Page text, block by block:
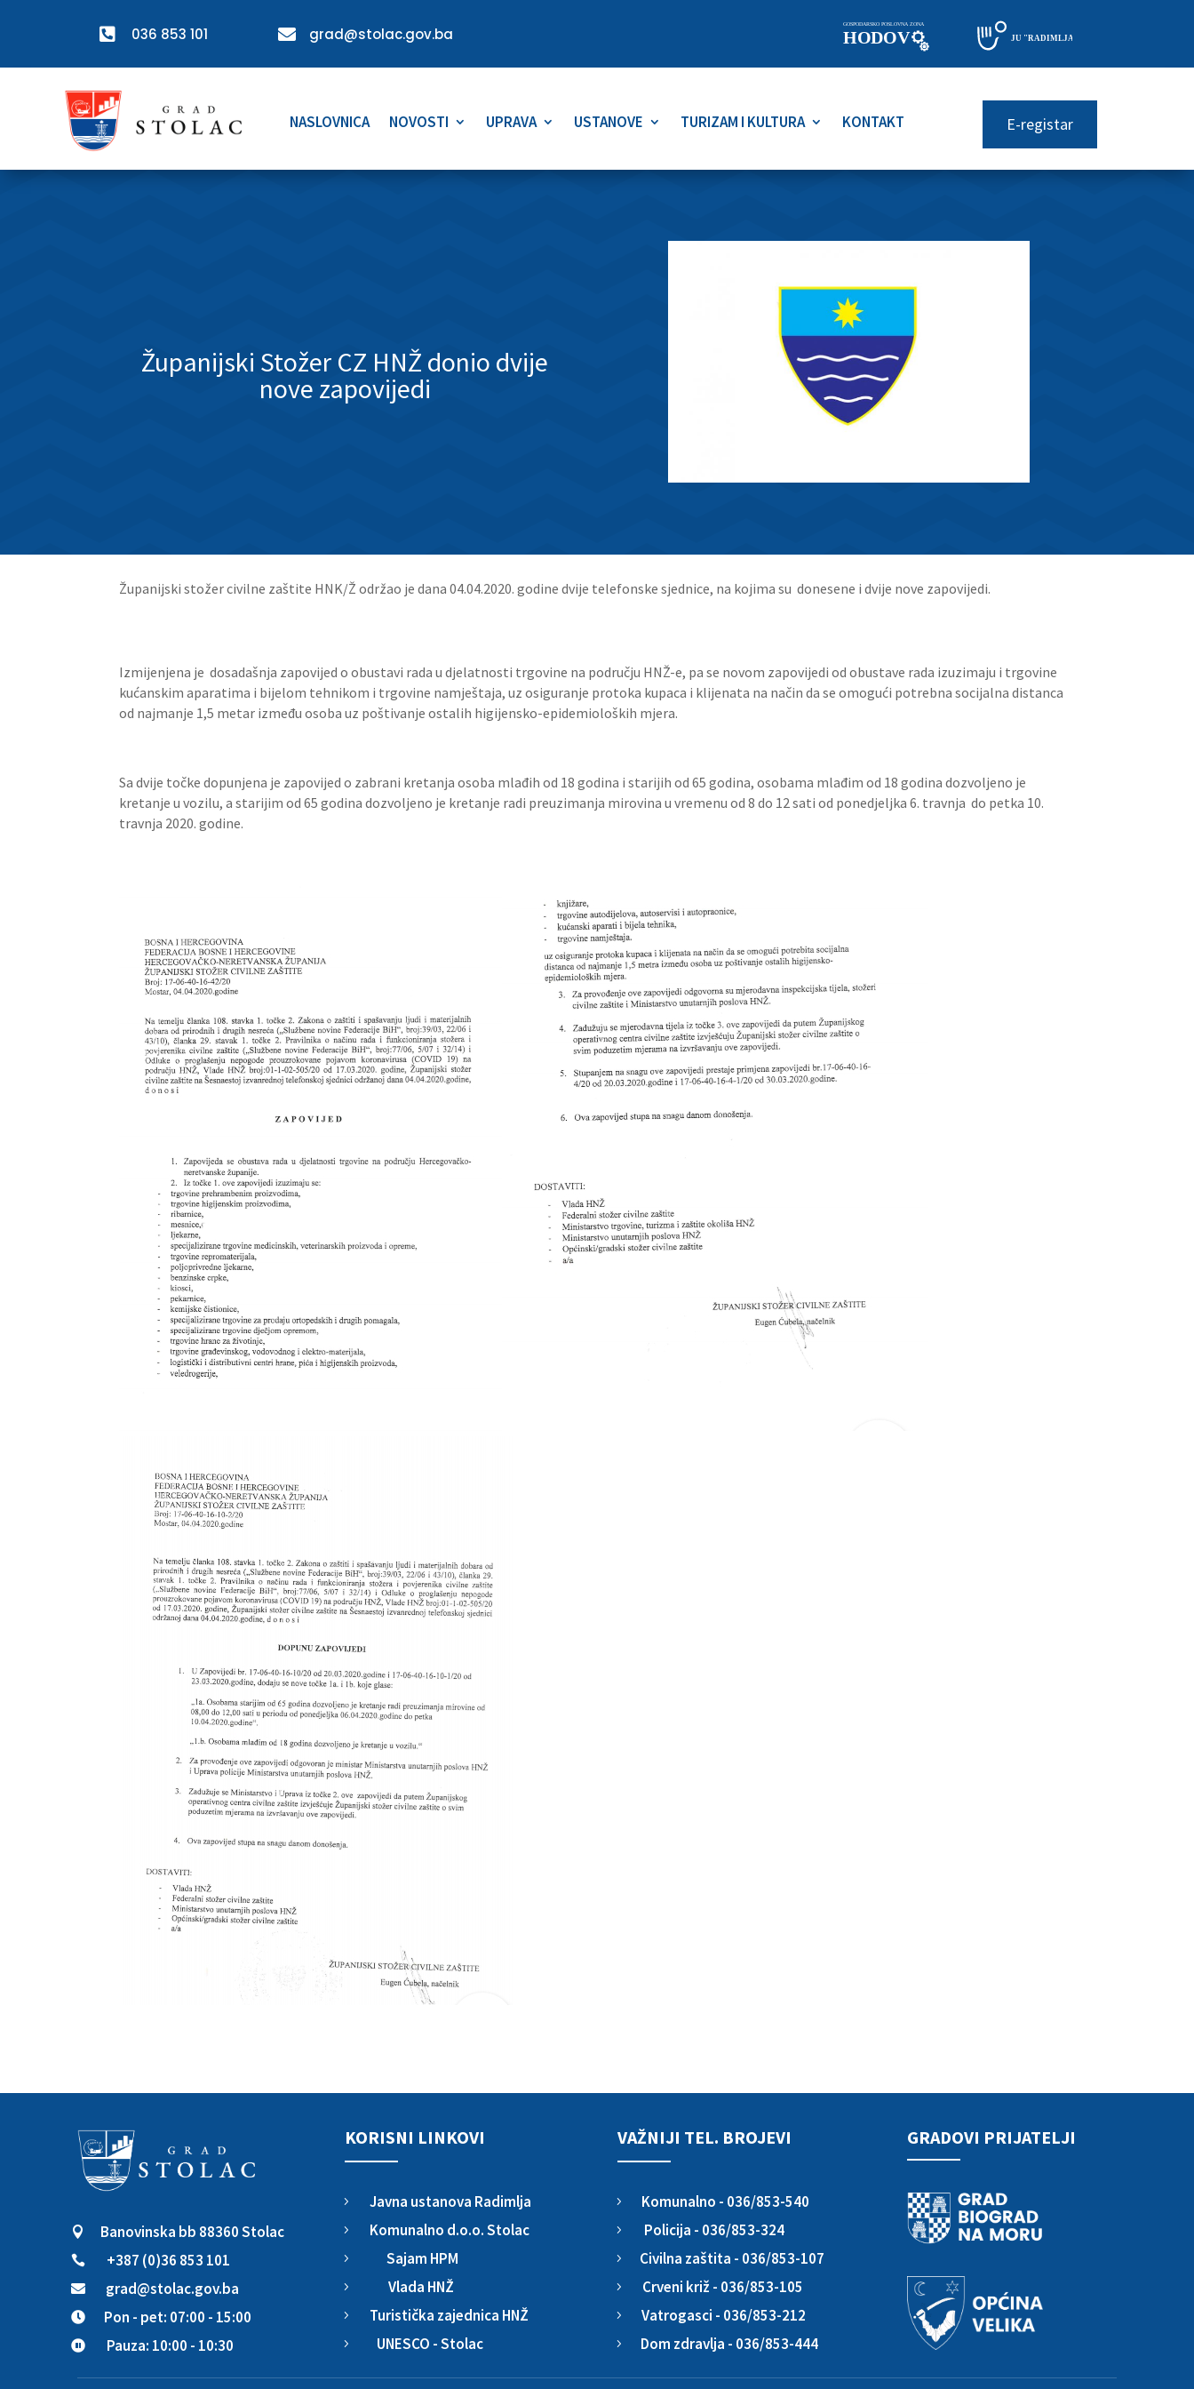
 036 853 101  grad@stolac.gov.ba
NASLOVNICA NOVOSTI UPRAVA USTANOVE TURIZAM I KULTURA KONTAKT E-registar
Županijski Stožer CZ HNŽ donio dvije
nove zapovijedi
Županijski stožer civilne zaštite HNK/Ž održao je dana 04.04.2020. godine dvije telefonske sjednice, na kojima su donesene i dvije nove zapovijedi.
Izmijenjena je dosadašnja zapovijed o obustavi rada u djelatnosti trgovine na području HNŽ-e, pa se novom zapovijedi od obustave rada izuzimaju i trgovine
kućanskim aparatima i bijelom tehnikom i trgovine namještaja, uz osiguranje protoka kupaca i klijenata na način da se omogući potrebna socijalna distanca
od najmanje 1,5 metar između osoba uz poštivanje ostalih higijensko-epidemioloških mjera.
Sa dvije točke dopunjena je zapovijed o zabrani kretanja osoba mlađih od 18 godina i starijih od 65 godina, osobama mlađim od 18 godina dozvoljeno je
kretanje u vozilu, a starijim od 65 godina dozvoljeno je kretanje radi preuzimanja mirovina u vremenu od 8 do 12 sati od ponedjeljka 6. travnja do petka 10.
travnja 2020. godine.
 Banovinska bb 88360 Stolac
 +387 (0)36 853 101
 grad@stolac.gov.ba
 Pon - pet: 07:00 - 15:00
 Pauza: 10:00 - 10:30
KORISNI LINKOVI
5 Javna ustanova Radimlja
5 Komunalno d.o.o. Stolac
5 Sajam HPM
5 Vlada HNŽ
5 Turistička zajednica HNŽ
5 UNESCO - Stolac
VAŽNIJI TEL. BROJEVI
5 Komunalno - 036/853-540
5 Policija - 036/853-324
5 Civilna zaštita - 036/853-107
5 Crveni križ - 036/853-105
5 Vatrogasci - 036/853-212
5 Dom zdravlja - 036/853-444
GRADOVI PRIJATELJI